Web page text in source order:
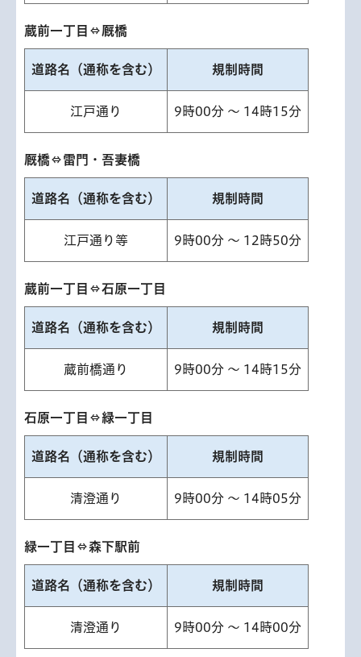
蔵前一丁目⇔厩橋
道路名（通称を含む） 規制時間
江戸通り 9時00分 ～ 14時15分
厩橋⇔雷門・吾妻橋
道路名（通称を含む） 規制時間
江戸通り等 9時00分 ～ 12時50分
蔵前一丁目⇔石原一丁目
道路名（通称を含む） 規制時間
蔵前橋通り 9時00分 ～ 14時15分
石原一丁目⇔緑一丁目
道路名（通称を含む） 規制時間
清澄通り 9時00分 ～ 14時05分
緑一丁目⇔森下駅前
道路名（通称を含む） 規制時間
清澄通り 9時00分 ～ 14時00分